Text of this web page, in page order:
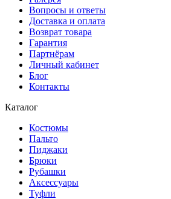
Вопросы и ответы
Доставка и оплата
Возврат товара
Гарантия
Партнёрам
Личный кабинет
Блог
Контакты
Каталог
Костюмы
Пальто
Пиджаки
Брюки
Рубашки
Аксессуары
Туфли